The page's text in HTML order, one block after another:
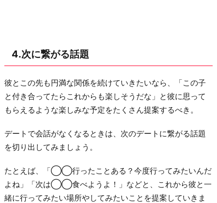
4.次に繋がる話題
彼とこの先も円満な関係を続けていきたいなら、「この子
と付き合ってたらこれからも楽しそうだな」と彼に思って
もらえるような楽しみな予定をたくさん提案するべき。
デートで会話がなくなるときは、次のデートに繋がる話題
を切り出してみましょう。
たとえば、「◯◯行ったことある？今度行ってみたいんだ
よね」「次は◯◯食べようよ！」などと、これから彼と一
緒に行ってみたい場所やしてみたいことを提案していきま